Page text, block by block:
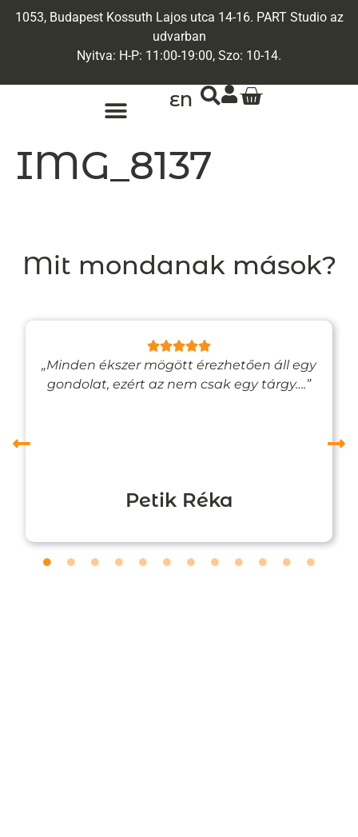
1053, Budapest Kossuth Lajos utca 14-16. PART Studio az
udvarban
Nyitva: H-P: 11:00-19:00, Szo: 10-14.
EN
IMG_8137
Mit mondanak mások?
„Minden ékszer mögött érezhetően áll egy
gondolat, ezért az nem csak egy tárgy….”
Petik Réka